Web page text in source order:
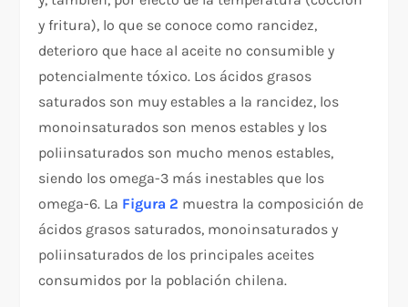
y fritura), lo que se conoce como rancidez,
deterioro que hace al aceite no consumible y
potencialmente tóxico. Los ácidos grasos
saturados son muy estables a la rancidez, los
monoinsaturados son menos estables y los
poliinsaturados son mucho menos estables,
siendo los omega-3 más inestables que los
omega-6. La Figura 2 muestra la composición de
ácidos grasos saturados, monoinsaturados y
poliinsaturados de los principales aceites
consumidos por la población chilena.